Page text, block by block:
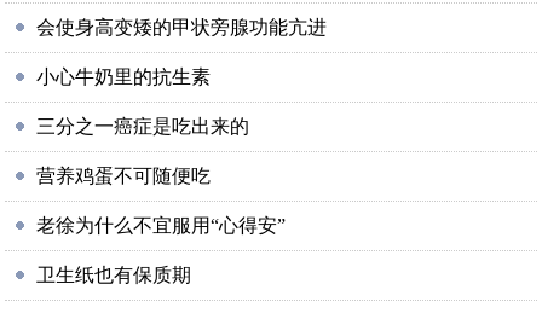
会使身高变矮的甲状旁腺功能亢进
小心牛奶里的抗生素
三分之一癌症是吃出来的
营养鸡蛋不可随便吃
老徐为什么不宜服用“心得安”
卫生纸也有保质期